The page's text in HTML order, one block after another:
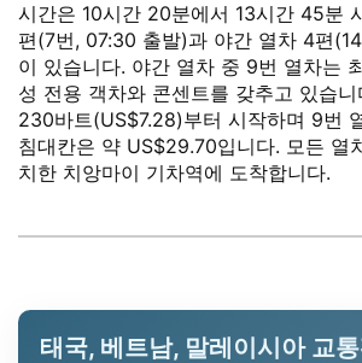
시간은 10시간 20분에서 13시간 45분
편(7번, 07:30 출발)과 야간 열차 4편
이 있습니다. 야간 열차 중 9번 열차는
성 전용 객차와 콘센트를 갖추고 있습
230바트(US$7.28)부터 시작하며 9번
침대칸은 약 US$29.70입니다. 모든 열
치한 치앙마이 기차역에 도착합니다.
태국, 베트남, 말레이시아 교